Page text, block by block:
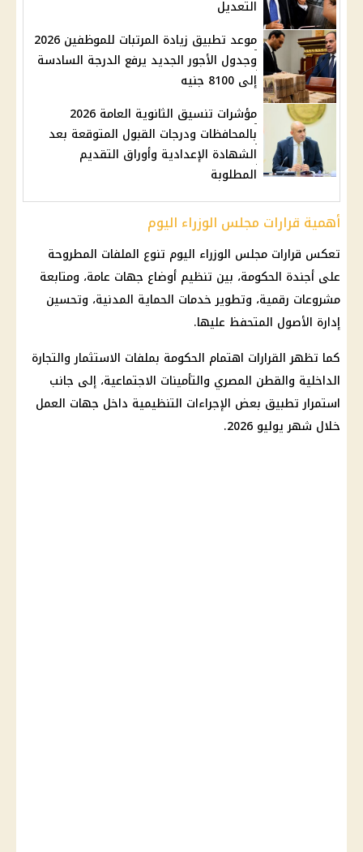
التعديل
موعد تطبيق زيادة المرتبات للموظفين 2026
وجدول الأجور الجديد يرفع الدرجة السادسة
إلى 8100 جنيه
مؤشرات تنسيق الثانوية العامة 2026
بالمحافظات ودرجات القبول المتوقعة بعد
الشهادة الإعدادية وأوراق التقديم
المطلوبة
أهمية قرارات مجلس الوزراء اليوم
تعكس قرارات مجلس الوزراء اليوم تنوع الملفات المطروحة
على أجندة الحكومة، بين تنظيم أوضاع جهات عامة، ومتابعة
مشروعات رقمية، وتطوير خدمات الحماية المدنية، وتحسين
إدارة الأصول المتحفظ عليها.
كما تظهر القرارات اهتمام الحكومة بملفات الاستثماروالتجارة
الداخلية والقطن المصري والتأمينات الاجتماعية، إلى جانب
استمرار تطبيق بعض الإجراءات التنظيمية داخل جهات العمل
خلال شهر يوليو 2026.